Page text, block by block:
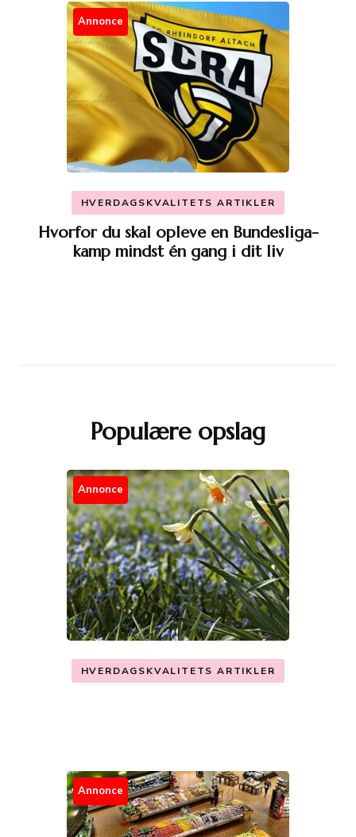
Annonce
HVERDAGSKVALITETS ARTIKLER
Hvorfor du skal opleve en Bundesliga-
kamp mindst én gang i dit liv
Populære opslag
Annonce
HVERDAGSKVALITETS ARTIKLER
Annonce